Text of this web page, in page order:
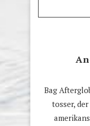
Bag
tosser,